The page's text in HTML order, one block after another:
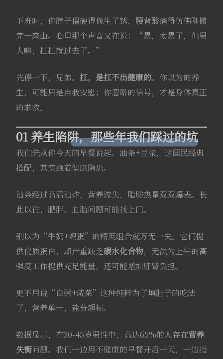
下班时，你脖子僵硬得像生了锈，腰背酸痛得仿佛刚搬
完一座山。心里那个声音又在说：“累，太累了，但男
人嘛，扛扛就过去了。”
先停一下，兄弟。 扛，是扛不出健康的。你以为的养
生，可能只是自我安慰；你忽略的信号，才是身体真正
的求救。
01 养生陷阱，那些年我们踩过的坑
我们先从你今天的早餐说起。油条+豆浆，这国民经典
搭配，其实藏着健康隐患。
油条经过高温油炸，营养流失，脂肪热量双双爆表。长
此以往，肥胖、血脂问题可能找上门。
别以为“牛奶+鸡蛋”的精英组合就万无一失。它们提
供优质蛋白，却严重缺乏碳水化合物，无法为上午的高
强度工作提供充足能量，还可能增加肝肾负担。
更不用说“白粥+咸菜”这种纯粹为了填肚子的吃法
了，营养单一，盐分超标。
数据显示，在30-45岁男性中，高达65%的人存在营养
失衡问题。我们一边用不健康的早餐开启一天，一边指